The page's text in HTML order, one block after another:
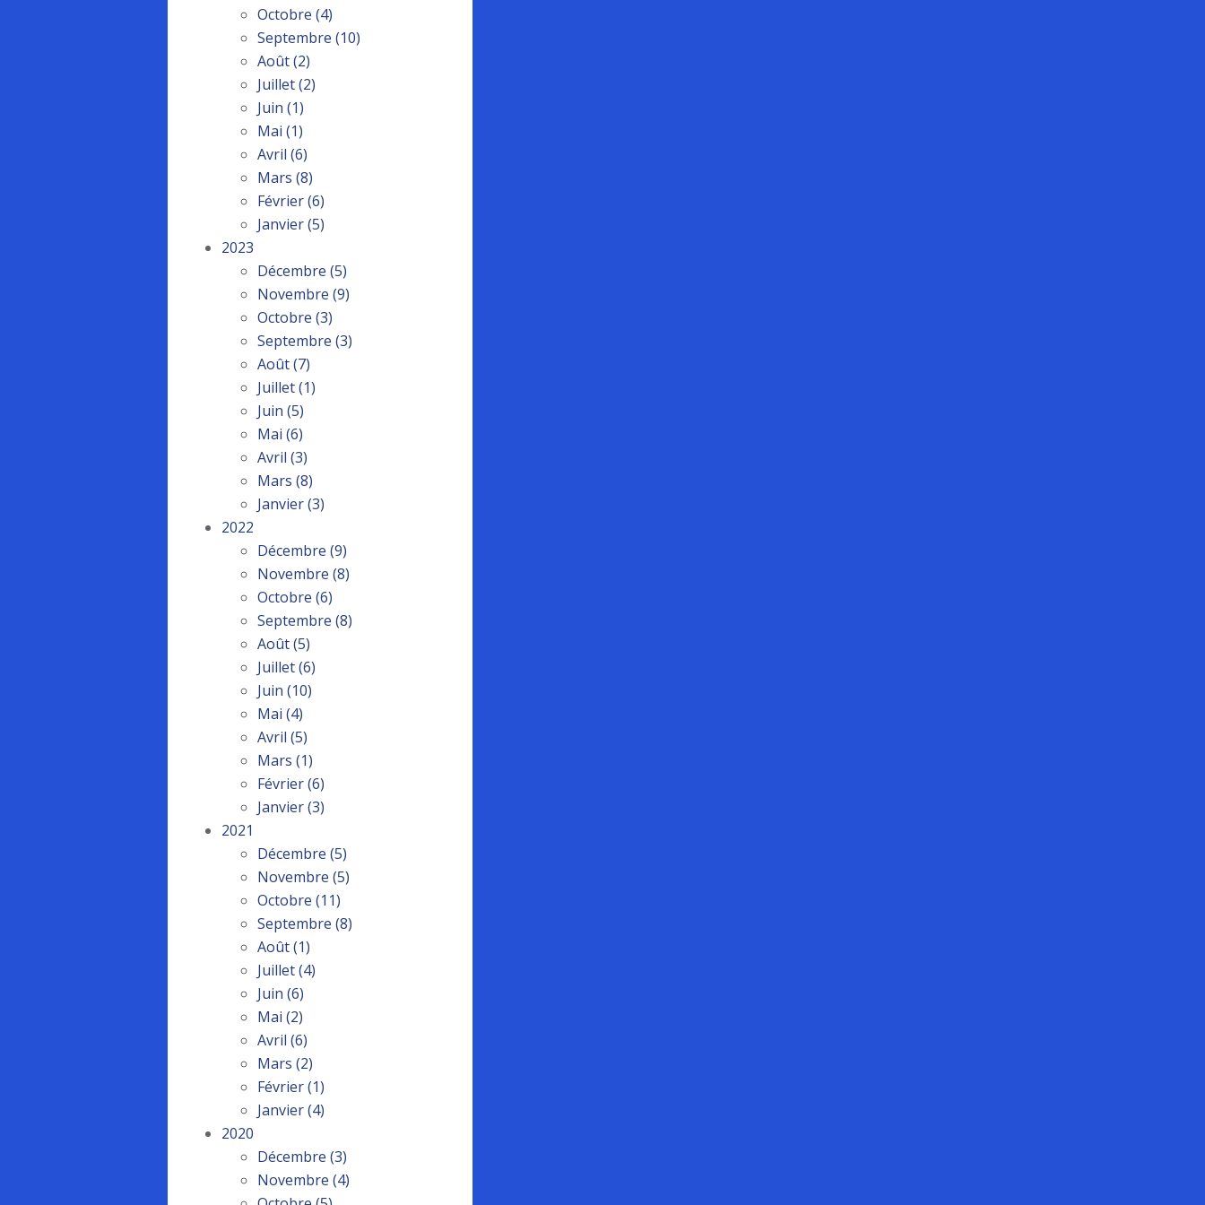
Octobre (4)
Septembre (10)
Août(2)
Juillet(2)
Juin (1)
Mai (1)
Avril (6)
Mars (8)
Février(6)
Janvier(5)
2023
Décembre (5)
Novembre (9)
Octobre (3)
Septembre (3)
Août(7)
Juillet(1)
Juin (5)
Mai (6)
Avril (3)
Mars (8)
Janvier(3)
2022
Décembre (9)
Novembre (8)
Octobre (6)
Septembre (8)
Août(5)
Juillet(6)
Juin (10)
Mai (4)
Avril (5)
Mars (1)
Février(6)
Janvier(3)
2021
Décembre (5)
Novembre (5)
Octobre (11)
Septembre (8)
Août(1)
Juillet(4)
Juin (6)
Mai (2)
Avril (6)
Mars (2)
Février(1)
Janvier(4)
2020
Décembre (3)
Novembre (4)